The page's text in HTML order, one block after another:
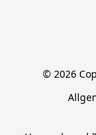
© 2026